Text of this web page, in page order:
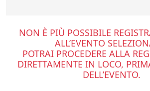
NON È PIÙ POSSIBILE
ALL’EVENTO
POTRAI PROCEDERE ALLA
DIRETTAMENTE IN LOCO,
DELL’EVENTO.